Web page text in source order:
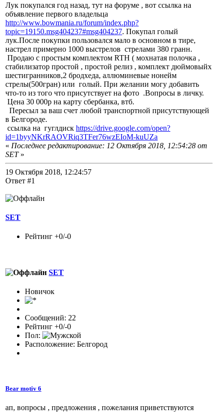
Лук покупался год назад, тут на форуме , вот ссылка на
объявление первого владельца
http://www.bowmania.ru/forum/index.php?
topic=19150.msg404237#msg404237. Покупал голый
лук.После покупки пользовался мало в основном в тире,
настрел примерно 1000 выстрелов стрелами 380 гранн.
Продаю с простым комплектом RTH ( мохнатая полочка ,
стабилизатор простой , простой релиз , комплект дюймовыйх
шестигранников,2 бродхеда, аллюминевые нонейм
стрелы(500гран) или голый. При желании могу добавить
что-то из того что присутствует на фото .Вопросы в личку.
Цена 30 000р на карту сбербанка, втб.
Пересыл за ваш счет любой транспортной присутствующей
в Белгороде.
ссылка на гуглдиск https://drive.google.com/open?
id=1byyNKrRAOVRiq3TFer76wzEIoM-kuUZa
« Последнее редактирование: 12 Октября 2018, 12:54:28 от
SET»
19 Октября 2018, 12:24:57
Ответ #1
SET
Рейтинг +0/-0
SET
Новичок
Сообщений: 22
Рейтинг +0/-0
Пол:
Расположение: Белгород
Bear motiv 6
ап, вопросы , предложения , пожелания приветствуются